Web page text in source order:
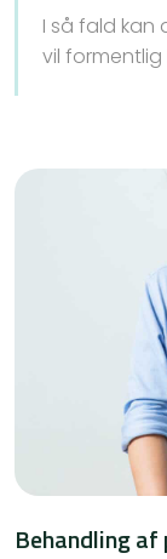
I så fald
vil
Behandling